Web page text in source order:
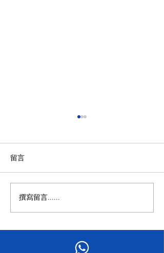
「北都新引擎・特區新機
遇」——北部都會區發展策
略研討會
留言
撰寫留言......